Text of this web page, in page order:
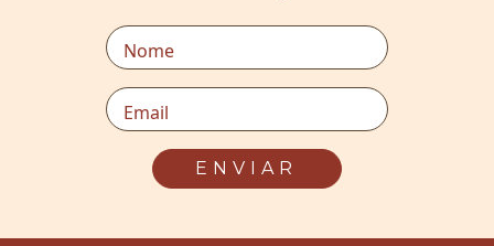
Nome
Email
ENVIAR